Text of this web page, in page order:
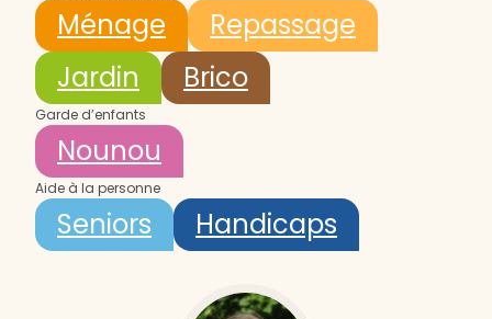
Ménage
Repassage
Jardin
Brico
Garde d’enfants
Nounou
Aide à la personne
Seniors Handicaps